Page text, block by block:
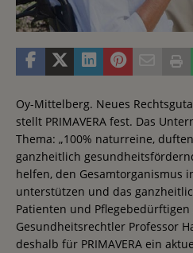
Oy-Mittelberg. Neues
stellt PRIMAVERA fest. Das
Thema: „100% naturreine,
ganzheitlich
helfen, den Gesamtorganismus
unterstützen und das
Patienten und
Gesundheitsrechtler Professor
deshalb für PRIMAVERA ein